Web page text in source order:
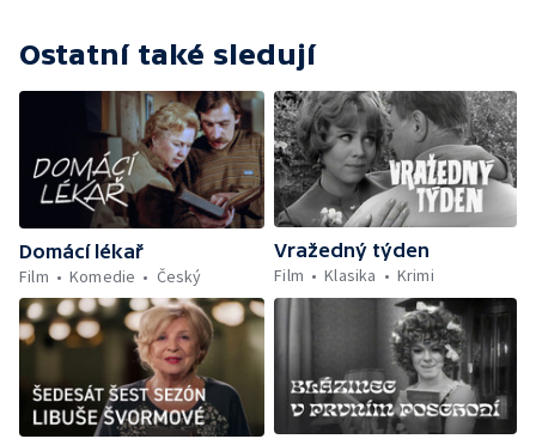
Ostatní také sledují
Domácí lékař
Film
Komedie Český
Vražedný týden
Film
Klasika Krimi